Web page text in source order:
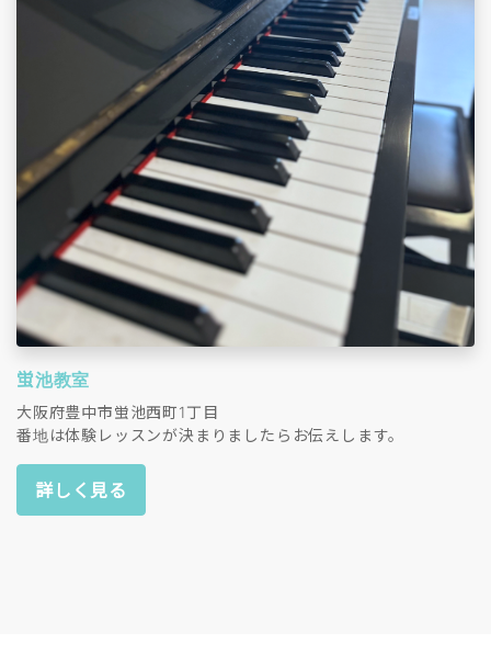
蛍池教室
大阪府豊中市蛍池西町1丁目
番地は体験レッスンが決まりましたらお伝えします。
詳しく見る